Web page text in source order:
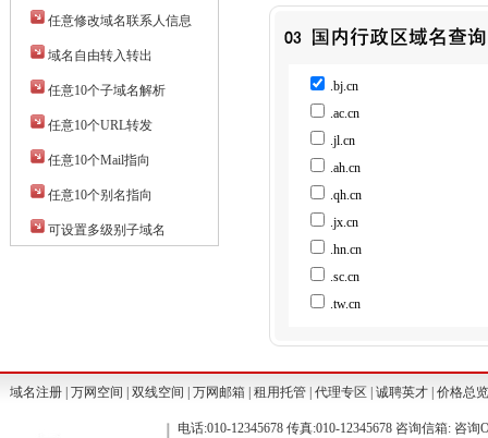
任意修改域名联系人信息
域名自由转入转出
任意10个子域名解析
任意10个URL转发
任意10个Mail指向
任意10个别名指向
可设置多级别子域名
.bj.cn
.ac.cn
.jl.cn
.ah.cn
.qh.cn
.jx.cn
.hn.cn
.sc.cn
.tw.cn
域名注册 万网空间 双线空间 万网邮箱 租用托管 代理专区 诚聘英才 价格总览
电话:010-12345678 传真:010-12345678 咨询信箱: 咨